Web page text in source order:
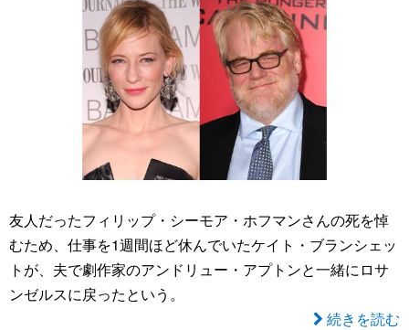
友人だったフィリップ・シーモア・ホフマンさんの死を悼
むため、仕事を1週間ほど休んでいたケイト・ブランシェッ
トが、夫で劇作家のアンドリュー・アプトンと一緒にロサ
ンゼルスに戻ったという。
続きを読む